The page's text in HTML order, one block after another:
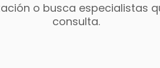
o busca especialistas
consulta.